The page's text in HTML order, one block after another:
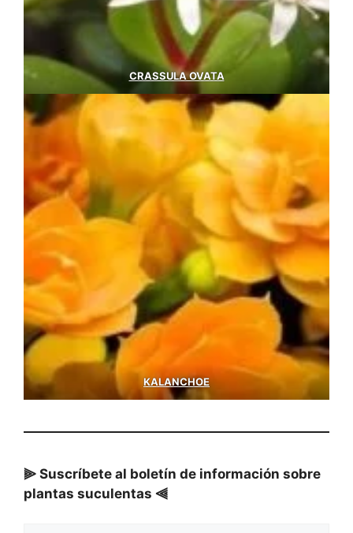
CRASSULA OVATA
KALANCHOE
⫸ Suscríbete al boletín de información sobre
plantas suculentas ⫷